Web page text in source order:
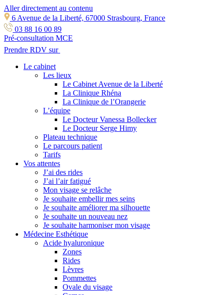
Aller directement au contenu
6 Avenue de la Liberté, 67000 Strasbourg, France
03 88 16 00 89
Pré-consultation MCE
Prendre RDV sur
Le cabinet
Les lieux
Le Cabinet Avenue de la Liberté
La Clinique Rhéna
La Clinique de l’Orangerie
L’équipe
Le Docteur Vanessa Bollecker
Le Docteur Serge Himy
Plateau technique
Le parcours patient
Tarifs
Vos attentes
J’ai des rides
J’ai l’air fatigué
Mon visage se relâche
Je souhaite embellir mes seins
Je souhaite améliorer ma silhouette
Je souhaite un nouveau nez
Je souhaite harmoniser mon visage
Médecine Esthétique
Acide hyaluronique
Zones
Rides
Lèvres
Pommettes
Ovale du visage